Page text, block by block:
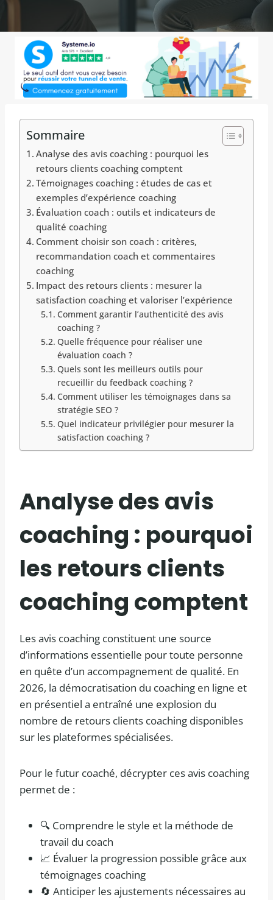
Sommaire
Analyse des avis coaching : pourquoi les
retours clients coaching comptent
Témoignages coaching : études de cas et
exemples d’expérience coaching
Évaluation coach : outils et indicateurs de
qualité coaching
Comment choisir son coach : critères,
recommandation coach et commentaires
coaching
Impact des retours clients : mesurer la
satisfaction coaching et valoriser l’expérience
Comment garantir l’authenticité des avis
coaching ?
Quelle fréquence pour réaliser une
évaluation coach ?
Quels sont les meilleurs outils pour
recueillir du feedback coaching ?
Comment utiliser les témoignages dans sa
stratégie SEO ?
Quel indicateur privilégier pour mesurer la
satisfaction coaching ?
Analyse des avis
coaching : pourquoi
les retours clients
coaching comptent
Les avis coaching constituent une source
d’informations essentielle pour toute personne
en quête d’un accompagnement de qualité. En
2026, la démocratisation du coaching en ligne et
en présentiel a entraîné une explosion du
nombre de retours clients coaching disponibles
sur les plateformes spécialisées.
Pour le futur coaché, décrypter ces avis coaching
permet de :
🔍 Comprendre le style et la méthode de
travail du coach
📈 Évaluer la progression possible grâce aux
témoignages coaching
🔄 Anticiper les ajustements nécessaires au